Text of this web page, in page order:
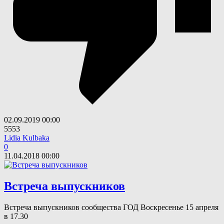
02.09.2019 00:00
5553
Lidia Kulbaka
0
11.04.2018 00:00
Встреча выпускников
Встреча выпускников сообщества ГОД Воскресенье 15 апреля
в 17.30